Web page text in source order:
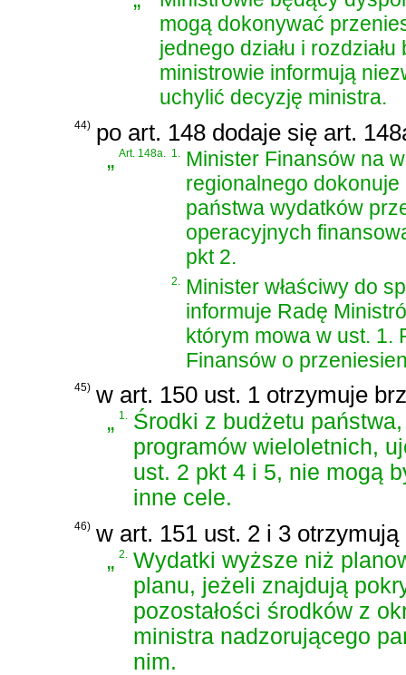
mogą dokonywać
jednego działu i
ministrowie informują
uchylić decyzję ministra.
44) po art. 148 dodaje się art.
„Art. 148a. 1.
Minister Finansów na
regionalnego
państwa wydatków
operacyjnych
pkt 2.
2.
Minister właściwy do
informuje Radę
którym mowa w ust. 1.
Finansów o
45) w art. 150 ust. 1 otrzymuje
„1. Środki z budżetu
programów wieloletnich,
ust. 2 pkt 4 i 5, nie mogą
inne cele.
46) w art. 151 ust. 2 i 3
„2. Wydatki wyższe niż
planu, jeżeli znajdują
pozostałości środków z
ministra nadzorującego
nim.